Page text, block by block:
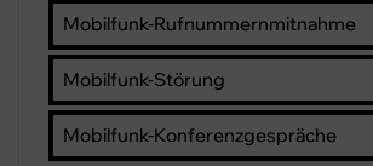
Mobilfunk-Rufnummernmitnahme
Mobilfunk-Störung
Mobilfunk-Konferenzgespräche